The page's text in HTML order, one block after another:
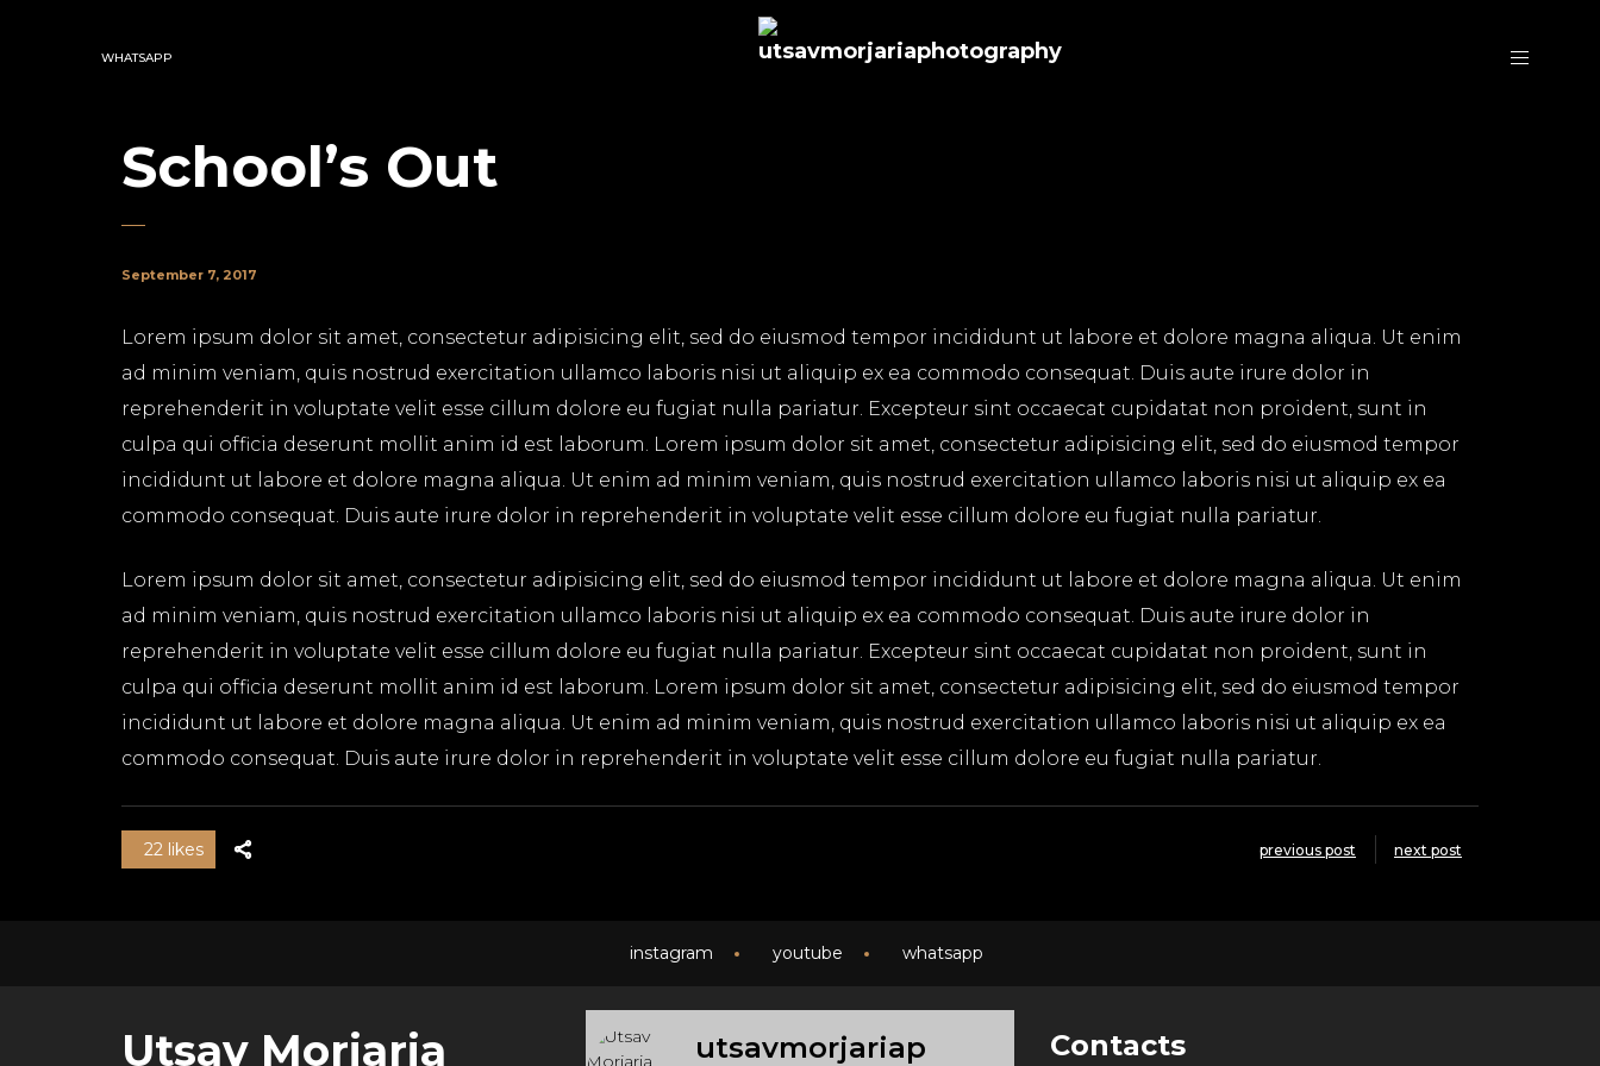
WHATSAPP
School’s Out
September 7, 2017
Lorem ipsum dolor sit amet, consectetur adipisicing elit, sed do eiusmod tempor incididunt ut labore et dolore magna aliqua. Ut enim
ad minim veniam, quis nostrud exercitation ullamco laboris nisi ut aliquip ex ea commodo consequat. Duis aute irure dolor in
reprehenderit in voluptate velit esse cillum dolore eu fugiat nulla pariatur. Excepteur sint occaecat cupidatat non proident, sunt in
culpa qui officia deserunt mollit anim id est laborum. Lorem ipsum dolor sit amet, consectetur adipisicing elit, sed do eiusmod tempor
incididunt ut labore et dolore magna aliqua. Ut enim ad minim veniam, quis nostrud exercitation ullamco laboris nisi ut aliquip ex ea
commodo consequat. Duis aute irure dolor in reprehenderit in voluptate velit esse cillum dolore eu fugiat nulla pariatur.
Lorem ipsum dolor sit amet, consectetur adipisicing elit, sed do eiusmod tempor incididunt ut labore et dolore magna aliqua. Ut enim
ad minim veniam, quis nostrud exercitation ullamco laboris nisi ut aliquip ex ea commodo consequat. Duis aute irure dolor in
reprehenderit in voluptate velit esse cillum dolore eu fugiat nulla pariatur. Excepteur sint occaecat cupidatat non proident, sunt in
culpa qui officia deserunt mollit anim id est laborum. Lorem ipsum dolor sit amet, consectetur adipisicing elit, sed do eiusmod tempor
incididunt ut labore et dolore magna aliqua. Ut enim ad minim veniam, quis nostrud exercitation ullamco laboris nisi ut aliquip ex ea
commodo consequat. Duis aute irure dolor in reprehenderit in voluptate velit esse cillum dolore eu fugiat nulla pariatur.
22 likes previous post next post
instagram youtube whatsapp
Utsav Morjaria utsavmorjariap Contacts